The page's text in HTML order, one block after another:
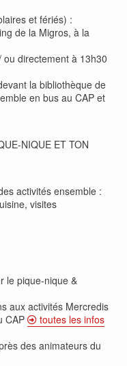
et fériés) :
de la Migros, à la
directement à 13h30
la bibliothèque de
en bus au CAP et
NIQUE ET TON
activités ensemble :
visites
le pique-nique &
aux activités Mercredis
CAP
toutes les infos
des animateurs du